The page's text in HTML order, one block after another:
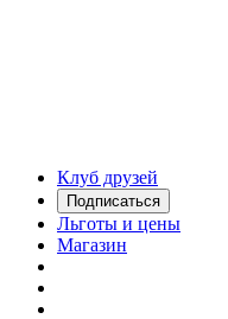
Клуб друзей
Подписаться
Льготы и цены
Магазин